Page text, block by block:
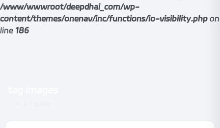
/www/wwwroot/deepdhai_com/wp-
content/themes/onenav/inc/functions/io-visibility.php on
line 186